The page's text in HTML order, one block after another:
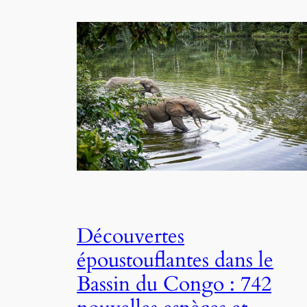
Découvertes
époustouflantes dans le
Bassin du Congo : 742